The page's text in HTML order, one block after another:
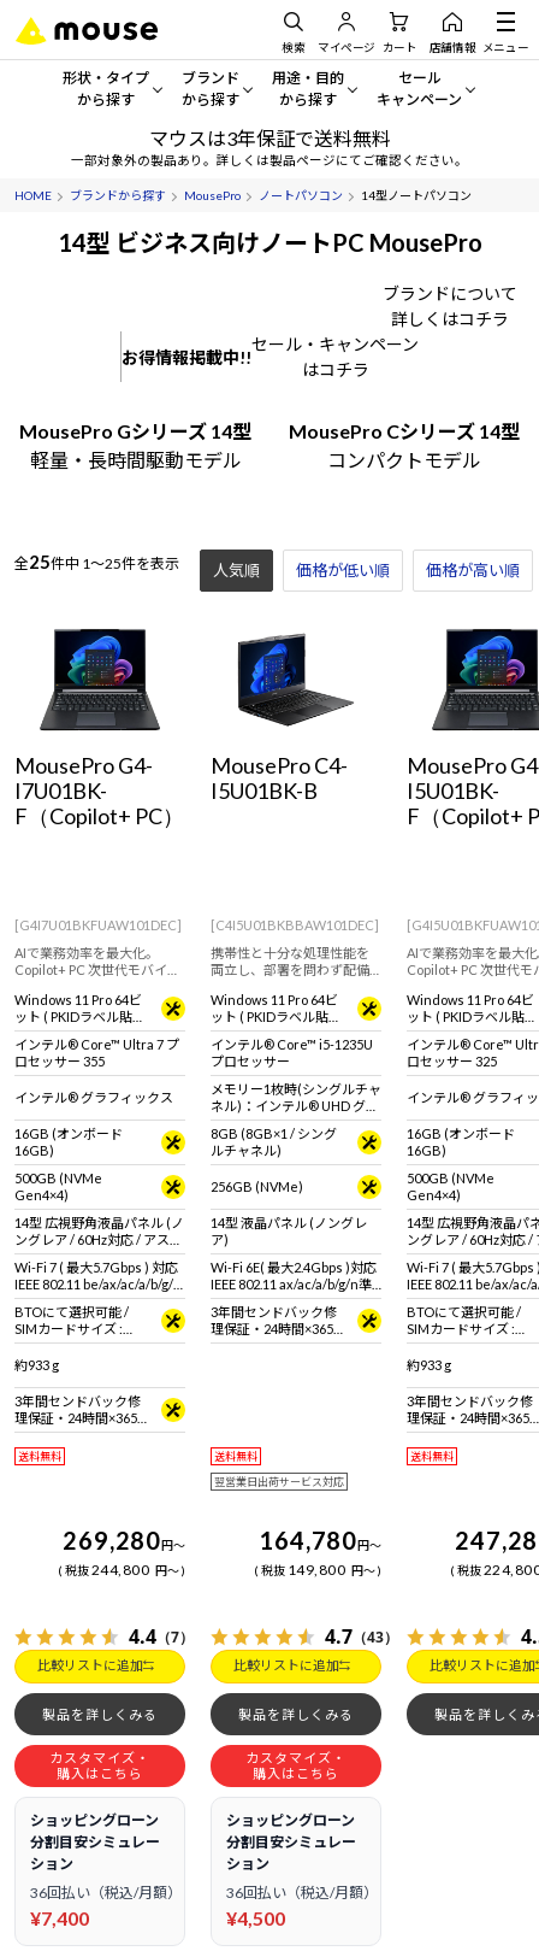
検索 マイページ カート 店舗情報 メニュー
形状・タイプ
から探す
形状・タイプから探す をすべてみる
デスクトップPC
ノートPC
サーバー
ワークステーション
Copilot+ PC
ブランド
から探す
mouse
G TUNE
NEXTGEAR
iiyama
用途・目的
から探す
一般向けパソコン
ゲーミングPC・ゲーム向けパソコン
ビジネス向けパソコン
学習向けパソコン
スペック/パーツ別
Windows 11|Copilot+ PC
セール
キャンペーン
セール・キャンペー
期間限定セール
アウトレットパソコン
すべて新品の旧モデル製品
Windows 11 | Copilot+ PC
マウスは3年保証で送料無料
一部対象外の製品あり。詳しくは製品ページにてご確認ください。
HOME ブランドから探す MousePro ノートパソコン 14型ノートパソコン
14型 ビジネス向けノートPC MousePro
ブランドについて
詳しくはコチラ
お得情報掲載中!!
セール・キャンペーン
はコチラ
MousePro Gシリーズ 14型
軽量・長時間駆動モデル
MousePro Cシリーズ 14型
コンパクトモデル
全25件中 1～25件を表示 人気順 価格が低い順 価格が高い順
MousePro G4-
I7U01BK-
F（Copilot+ PC）
[G4I7U01BKFUAW101DEC]
AIで業務効率を最大化。
Copilot+ PC 次世代モバイル
Windows 11 Pro 64ビ
ット ( PKIDラベル貼付
対応 )
インテル® Core™ Ultra 7 プ
ロセッサー 355
インテル® グラフィックス
16GB (オンボード
16GB)
500GB (NVMe
Gen4×4)
14型 広視野角液晶パネル (ノ
ングレア / 60Hz対応 / アスペ
クト比16:10)
Wi-Fi 7 ( 最大5.7Gbps ) 対応
IEEE 802.11 be/ax/ac/a/b/g/n
準拠 ＋ Bluetooth 6内蔵
BTOにて選択可能 /
SIMカードサイズ :
nano SIM + eSIMカー
ド
約933 g
3年間センドバック修
理保証・24時間×365
日電話サポート
送料無料
269,280円～
税抜244,800 円～
4.4 （7）
比較リストに追加
製品を詳しくみる
カスタマイズ・
購入はこちら
ショッピングローン
分割目安シミュレー
ション
36回払い（税込/月額）
¥7,400
MousePro C4-
I5U01BK-B
[C4I5U01BKBBAW101DEC]
携帯性と十分な処理性能を
両立し、部署を問わず配備
Windows 11 Pro 64ビ
ット ( PKIDラベル貼付
対応 )
インテル® Core™ i5-1235U
プロセッサー
メモリー1枚時(シングルチャ
ネル)：インテル® UHD グラ
フィックス メモリー2枚時
(デュアルチャネル)：インテ
ル® Iris® Xe グラフィック
8GB (8GB×1 / シング
ルチャネル)
256GB (NVMe)
14型 液晶パネル (ノングレ
ア)
Wi-Fi 6E( 最大2.4Gbps )対応
IEEE 802.11 ax/ac/a/b/g/n準
拠 ＋ Bluetooth 5内蔵
3年間センドバック修
理保証・24時間×365
日電話サポート
送料無料
翌営業日出荷サービス対応
164,780円～
税抜 149,800 円～
4.7 （43）
比較リストに追加
製品を詳しくみる
カスタマイズ・
購入はこちら
ショッピングローン
分割目安シミュレー
ション
36回払い（税込/月額）
¥4,500
MousePro
I5U01BK-
F（Copilot+
AIで業務効率を最大
Copilot+ PC 次世代モ
Windows 11 Pro 64ビ
ット ( PKIDラベル貼付
対応 )
インテル® Core™
ロセッサー 325
インテル® グラフィ
16GB (オンボード
16GB)
500GB (NVMe
Gen4×4)
14型 広視野角液晶パ
ングレア / 60Hz対応 /
クト比16:10)
Wi-Fi 7 ( 最大5.7Gbps
IEEE 802.11 be/ax/ac/
準拠 ＋ Bluetooth 6内
BTOにて選択可能 /
SIMカードサイズ :
nano SIM + eSIMカー
ド
約933 g
3年間センドバック修
理保証・24時間×365
日電話サポート
送料無料
税抜
比較リストに追加
製品を詳しくみ